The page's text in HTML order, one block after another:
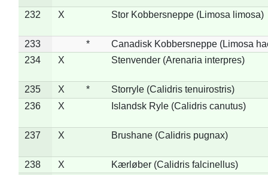
232 X Stor Kobbersneppe (Limosa limosa)
233 *
Canadisk Kobbersneppe (Limosa
234
X Stenvender (Arenaria interpres)
235 X *
Storryle (Calidris tenuirostris)
236
X Islandsk Ryle (Calidris canutus)
237 X Brushane (Calidris pugnax)
238 X
Kærløber (Calidris falcinellus)